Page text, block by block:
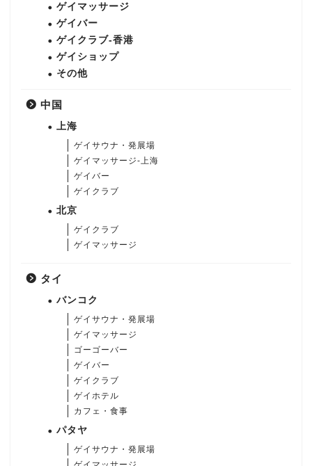
ゲイマッサージ
ゲイバー
ゲイクラブ-香港
ゲイショップ
その他
中国
上海
ゲイサウナ・発展場
ゲイマッサージ-上海
ゲイバー
ゲイクラブ
北京
ゲイクラブ
ゲイマッサージ
タイ
バンコク
ゲイサウナ・発展場
ゲイマッサージ
ゴーゴーバー
ゲイバー
ゲイクラブ
ゲイホテル
カフェ・食事
パタヤ
ゲイサウナ・発展場